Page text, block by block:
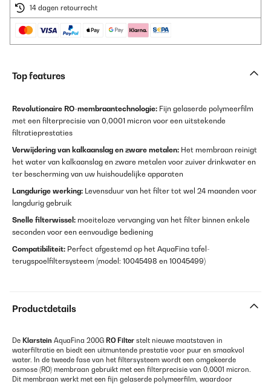
14 dagen retourrecht
Top features
Revolutionaire RO-membraantechnologie: Fijn gelaserde polymeerfilm
met een filterprecisie van 0,0001 micron voor een uitstekende
filtratieprestaties
Verwijdering van kalkaanslag en zware metalen: Het membraan reinigt
het water van kalkaanslag en zware metalen voor zuiver drinkwater en
ter bescherming van uw huishoudelijke apparaten
Langdurige werking: Levensduur van het filter tot wel 24 maanden voor
langdurig gebruik
Snelle filterwissel: moeiteloze vervanging van het filter binnen enkele
seconden voor een eenvoudige bediening
Compatibiliteit: Perfect afgestemd op het AquaFina tafel-
terugspoelfiltersysteem (model: 10045498 en 10045499)
Productdetails
De Klarstein AquaFina 200G RO Filter stelt nieuwe maatstaven in
waterfiltratie en biedt een uitmuntende prestatie voor puur en smaakvol
water. In de tweede fase van het filtersysteem wordt een omgekeerde
osmose (RO) membraan gebruikt met een filterprecisie van 0,0001 micron.
Dit membraan werkt met een fijn gelaserde polymeerfilm, waardoor